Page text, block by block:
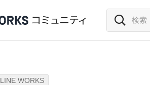
LINE WORKS